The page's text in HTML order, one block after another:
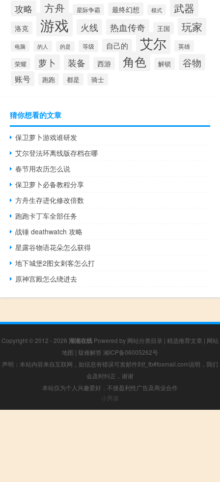
攻略 方舟 星际争霸 最终幻想 模式 武器
洛克 游戏 火线 热血传奇 王国 玩家
电脑 的人 的是 等级 自己的 艾尔 英雄
荣耀 萝卜 装备 西游 角色 解锁 谷物
账号 跑跑 都是 骑士
猜你想看的文章
保卫萝卜游戏谁研发
艾尔登法环离线版存档在哪
春节用农历怎么说
保卫萝卜必备教程分享
方舟生存进化修改倍数
跑跑卡丁车全部任务
战锤 deathwatch 攻略
星露谷物语花朵怎么获得
地下城堡2图女刺客怎么打
原神宫殿怎么绕进去
Copyright © 2012 - 2026 湖湘在线 Powered by 网站分类目录 | 精选推荐文章 | 网站
地图 | 疑难解答 湘ICP备06005262号
声明：本站内容来自互联网，如信息有错误可发邮件到f_fb#foxmail.com说明，我们
会及时纠正，谢谢
本站仅为个人兴趣爱好，不接盈利性广告及商业合作
小男孩